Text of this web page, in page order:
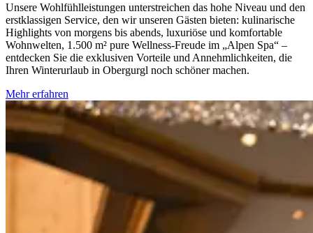
Unsere Wohlfühlleistungen unterstreichen das hohe Niveau und den
erstklassigen Service, den wir unseren Gästen bieten: kulinarische
Highlights von morgens bis abends, luxuriöse und komfortable
Wohnwelten, 1.500 m² pure Wellness-Freude im „Alpen Spa“ –
entdecken Sie die exklusiven Vorteile und Annehmlichkeiten, die
Ihren Winterurlaub in Obergurgl noch schöner machen.
Mehr erfahren